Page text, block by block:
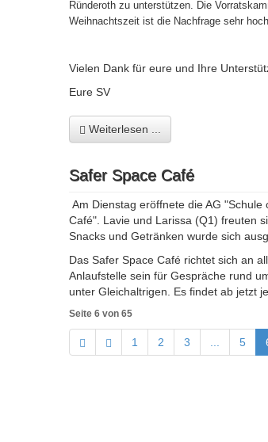
Ründeroth zu unterstützen. Die
Weihnachtszeit ist die Nachfrage sehr
Vielen Dank für eure und Ihre
Eure SV
Weiterlesen ...
Safer Space Café
Am Dienstag eröffnete die AG
Café". Lavie und Larissa (Q1) freuten
Snacks und Getränken wurde sich
Das Safer Space Café richtet sich an
Anlaufstelle sein für Gespräche rund
unter Gleichaltrigen. Es findet ab jetzt
Seite 6 von 65
1 2 3 ... 5